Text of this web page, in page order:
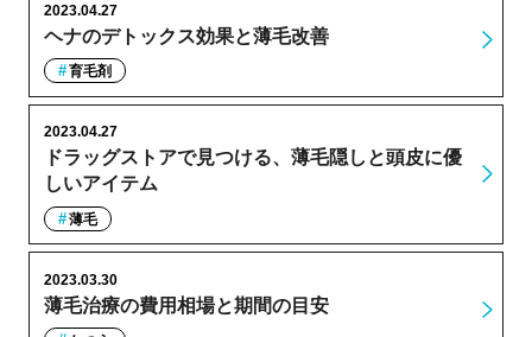
ヘナのデトックス効果と薄毛改善
2023.04.27
育毛剤
ドラッグストアで見つける、薄毛隠しと頭皮に優
しいアイテム
2023.04.27
薄毛
薄毛治療の費用相場と期間の目安
2023.03.30